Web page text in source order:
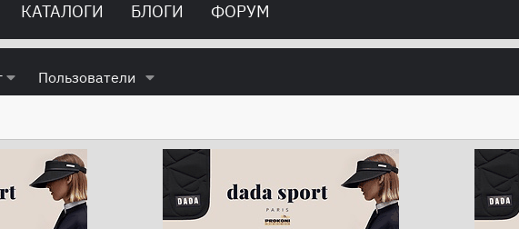
КАТАЛОГИ БЛОГИ ФОРУМ
Пользователи